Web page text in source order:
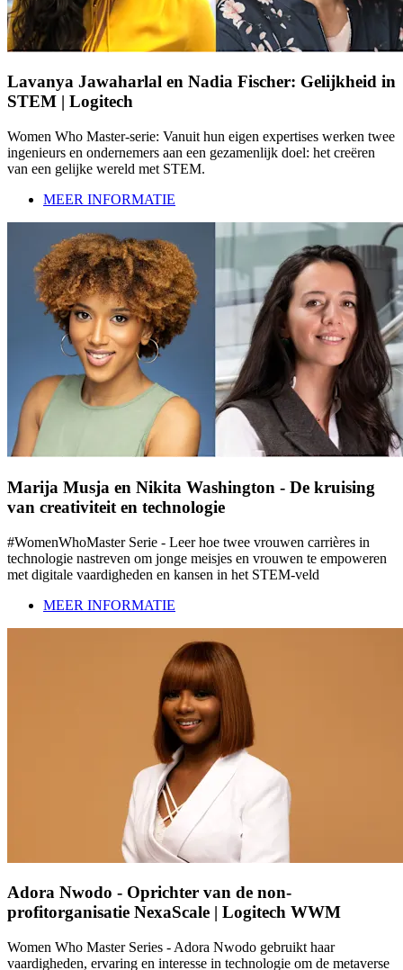
Lavanya Jawaharlal en Nadia Fischer: Gelijkheid in
STEM | Logitech
Women Who Master-serie: Vanuit hun eigen expertises werken twee
ingenieurs en ondernemers aan een gezamenlijk doel: het creëren
van een gelijke wereld met STEM.
MEER INFORMATIE
Marija Musja en Nikita Washington - De kruising
van creativiteit en technologie
#WomenWhoMaster Serie - Leer hoe twee vrouwen carrières in
technologie nastreven om jonge meisjes en vrouwen te empoweren
met digitale vaardigheden en kansen in het STEM-veld
MEER INFORMATIE
Adora Nwodo - Oprichter van de non-
profitorganisatie NexaScale | Logitech WWM
Women Who Master Series - Adora Nwodo gebruikt haar
vaardigheden, ervaring en interesse in technologie om de metaverse